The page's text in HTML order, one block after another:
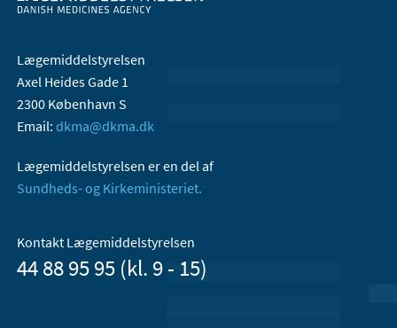
Lægemiddelstyrelsen
Axel Heides Gade 1
2300 København S
Email: dkma@dkma.dk
Lægemiddelstyrelsen er en del af
Sundheds- og Kirkeministeriet.
Kontakt Lægemiddelstyrelsen
44 88 95 95 (kl. 9 - 15)